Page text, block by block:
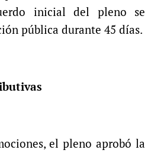
inicial del pleno se
pública durante 45 días.
el pleno aprobó la